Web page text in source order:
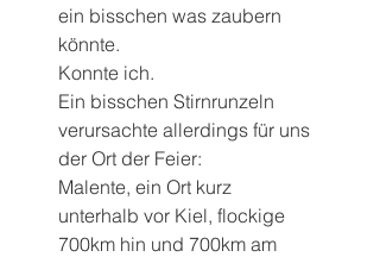
ein bisschen was zaubern
könnte.
Konnte ich.
Ein bisschen Stirnrunzeln
verursachte allerdings für uns
der Ort der Feier:
Malente, ein Ort kurz
unterhalb vor Kiel, flockige
700km hin und 700km am